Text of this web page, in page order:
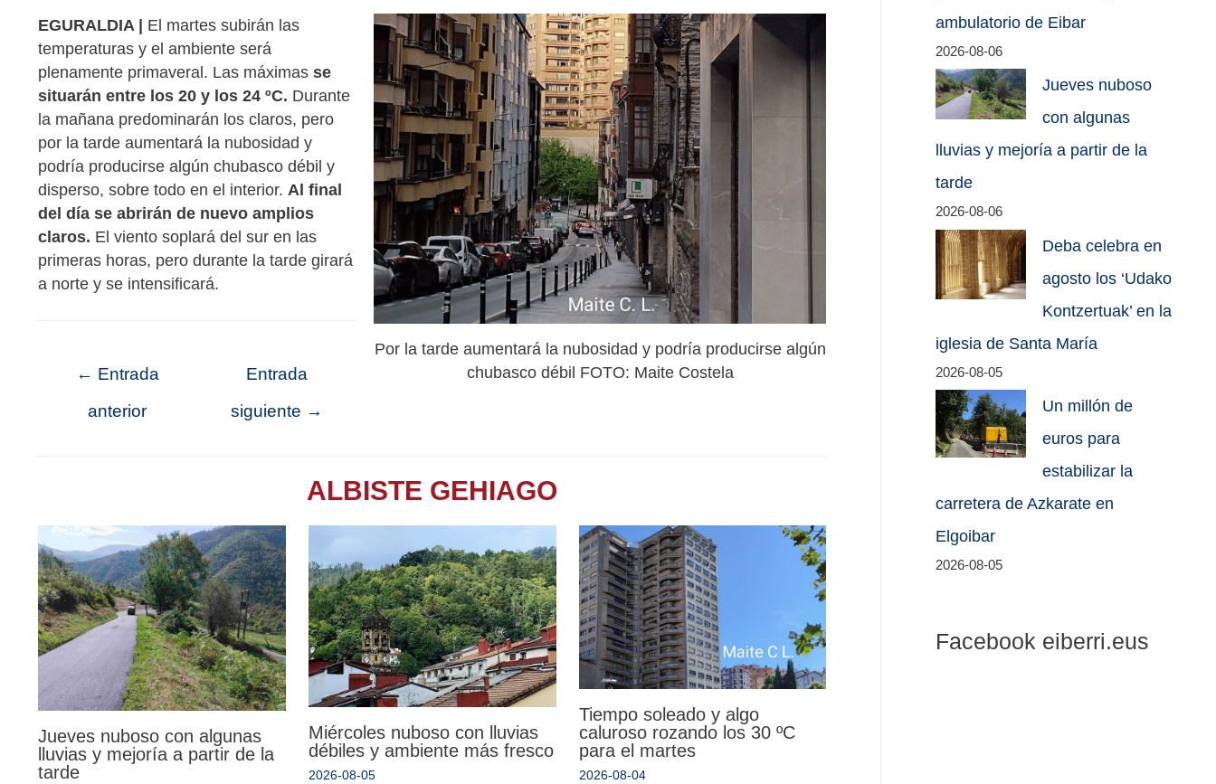
Por la tarde aumentará la nubosidad y podría producirse algún
chubasco débil FOTO: Maite Costela
EGURALDIA | El martes subirán las
temperaturas y el ambiente será
plenamente primaveral. Las máximas se
situarán entre los 20 y los 24 ºC. Durante
la mañana predominarán los claros, pero
por la tarde aumentará la nubosidad y
podría producirse algún chubasco débil y
disperso, sobre todo en el interior. Al final
del día se abrirán de nuevo amplios
claros. El viento soplará del sur en las
primeras horas, pero durante la tarde girará
a norte y se intensificará.
← Entrada
anterior
Entrada
siguiente →
ALBISTE GEHIAGO
Jueves nuboso con algunas
lluvias y mejoría a partir de la
tarde
Miércoles nuboso con lluvias
débiles y ambiente más fresco
2026-08-05
Tiempo soleado y algo
caluroso rozando los 30 ºC
para el martes
2026-08-04
ambulatorio de Eibar
2026-08-06
Jueves nuboso
con algunas
lluvias y mejoría a partir de la
tarde
2026-08-06
Deba celebra en
agosto los ‘Udako
Kontzertuak’ en la
iglesia de Santa María
2026-08-05
Un millón de
euros para
estabilizar la
carretera de Azkarate en
Elgoibar
2026-08-05
Facebook eiberri.eus